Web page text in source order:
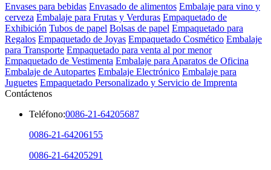
Envases para bebidas Envasado de alimentos Embalaje para vino y
cerveza Embalaje para Frutas y Verduras Empaquetado de
Exhibición Tubos de papel Bolsas de papel Empaquetado para
Regalos Empaquetado de Joyas Empaquetado Cosmético Embalaje
para Transporte Empaquetado para venta al por menor
Empaquetado de Vestimenta Embalaje para Aparatos de Oficina
Embalaje de Autopartes Embalaje Electrónico Embalaje para
Juguetes Empaquetado Personalizado y Servicio de Imprenta
Contáctenos
Teléfono:0086-21-64205687
0086-21-64206155
0086-21-64205291